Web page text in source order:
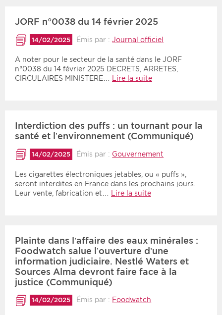
JORF n°0038 du 14 février 2025
14/02/2025 Émis par :Journal officiel
A noter pour le secteur de la santé dans le JORF
n°0038 du 14 février 2025 DECRETS, ARRETES,
CIRCULAIRES MINISTERE… Lire la suite
Interdiction des puffs : un tournant pour la
santé et l’environnement (Communiqué)
14/02/2025 Émis par : Gouvernement
Les cigarettes électroniques jetables, ou « puffs »,
seront interdites en France dans les prochains jours.
Leur vente, fabrication et…
Lire la suite
Plainte dans l’affaire des eaux minérales :
Foodwatch salue l’ouverture d’une
information judiciaire. Nestlé Waters et
Sources Alma devront faire face à la
justice (Communiqué)
14/02/2025 Émis par : Foodwatch